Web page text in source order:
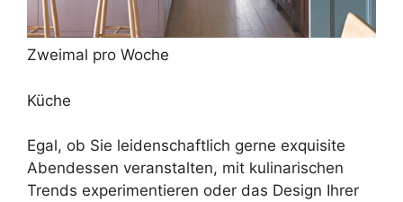
Zweimal pro Woche
Küche
Egal, ob Sie leidenschaftlich gerne exquisite
Abendessen veranstalten, mit kulinarischen
Trends experimentieren oder das Design Ihrer